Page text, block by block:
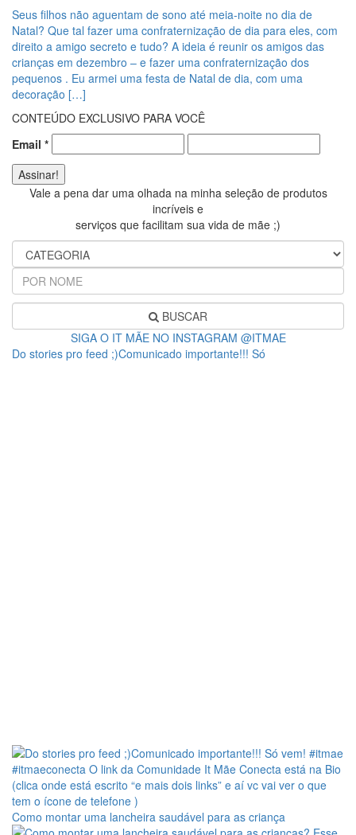
Seus filhos não aguentam de sono até meia-noite no dia de
Natal? Que tal fazer uma confraternização de dia para eles, com
direito a amigo secreto e tudo? A ideia é reunir os amigos das
crianças em dezembro – e fazer uma confraternização dos
pequenos . Eu armei uma festa de Natal de dia, com uma
decoração […]
CONTEÚDO EXCLUSIVO PARA VOCÊ
Email *
Vale a pena dar uma olhada na minha seleção de produtos
incríveis e
serviços que facilitam sua vida de mãe ;)
BUSCAR
SIGA O IT MÃE NO INSTAGRAM @ITMAE
Do stories pro feed ;)Comunicado importante!!! Só
Como montar uma lancheira saudável para as criança